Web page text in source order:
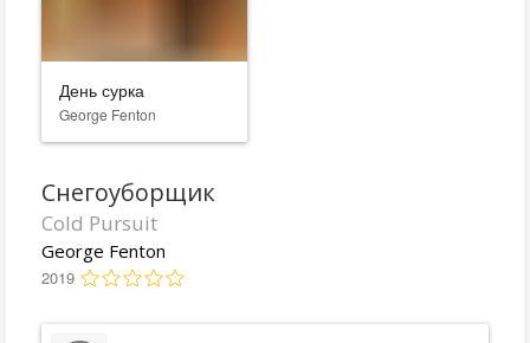
День сурка
George Fenton
Снегоуборщик
Cold Pursuit
George Fenton
2019